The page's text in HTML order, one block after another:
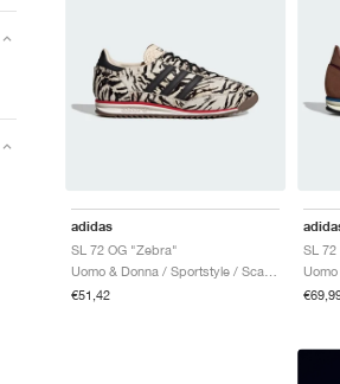
adidas
SL 72 OG "Zebra"
€51,42